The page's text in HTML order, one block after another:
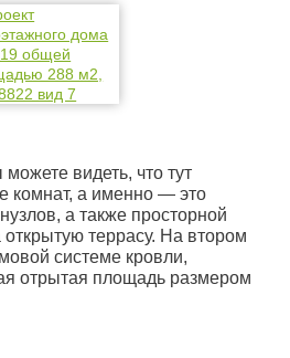
видеть, что тут
комнат, а именно — это
а также просторной
террасу. На втором
системе кровли,
отрытая площадь размером